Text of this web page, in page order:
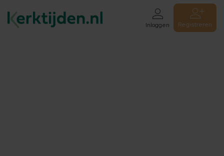
Inloggen Registreren